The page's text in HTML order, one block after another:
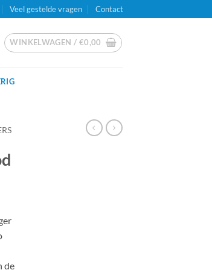
Veel gestelde vragen Contact
WINKELWAGEN / €0,00
de